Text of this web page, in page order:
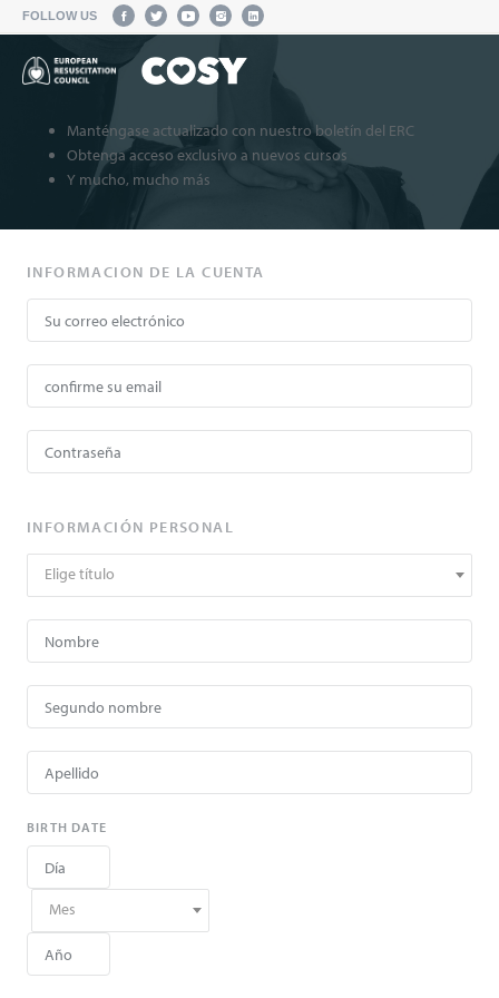
FOLLOW US
Manténgase actualizado con nuestro boletín del ERC
Obtenga acceso exclusivo a nuevos cursos
Y mucho, mucho más
INFORMACION DE LA CUENTA
INFORMACIÓN PERSONAL
Elige título
BIRTH DATE
Mes